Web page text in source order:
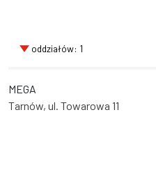
oddziałów: 1
MEGA
Tarnów, ul. Towarowa 11